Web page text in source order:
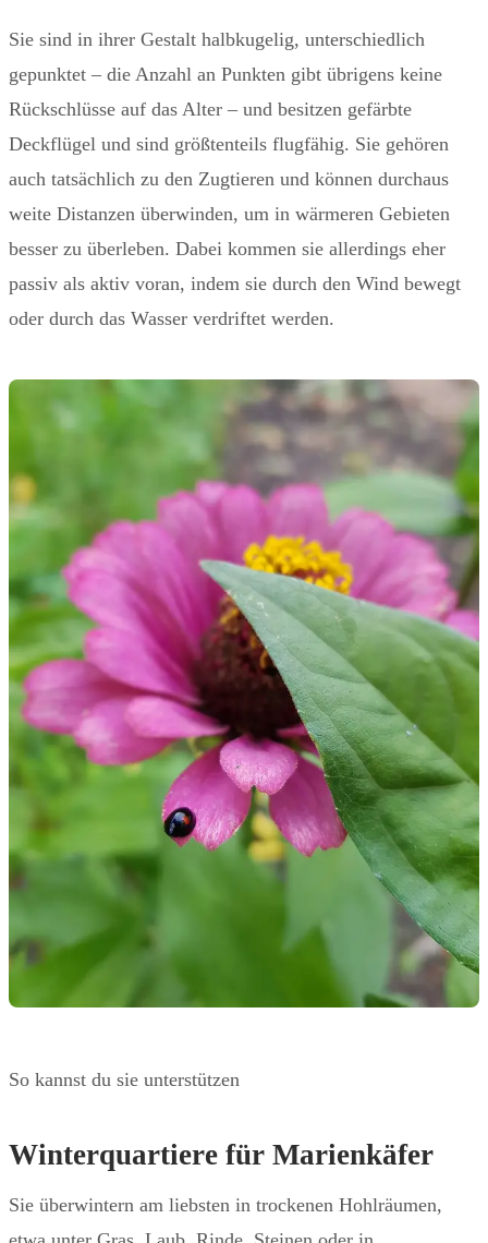
Sie sind in ihrer Gestalt halbkugelig, unterschiedlich
gepunktet – die Anzahl an Punkten gibt übrigens keine
Rückschlüsse auf das Alter – und besitzen gefärbte
Deckflügel und sind größtenteils flugfähig. Sie gehören
auch tatsächlich zu den Zugtieren und können durchaus
weite Distanzen überwinden, um in wärmeren Gebieten
besser zu überleben. Dabei kommen sie allerdings eher
passiv als aktiv voran, indem sie durch den Wind bewegt
oder durch das Wasser verdriftet werden.
So kannst du sie unterstützen
Winterquartiere für Marienkäfer
Sie überwintern am liebsten in trockenen Hohlräumen,